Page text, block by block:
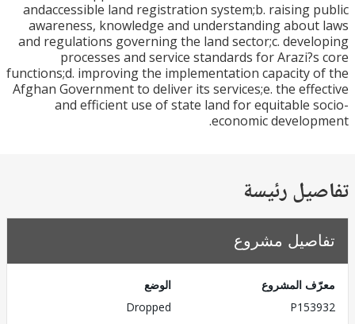
andaccessible land registration system;b. raising
awareness, knowledge and understanding
and regulations governing the land sector;c.
processes and service standards for
functions;d. improving the implementation capacity
Afghan Government to deliver its services;e. the
and efficient use of state land for equitable
economic
رئيسة
مشروع
المشروع
Dropped